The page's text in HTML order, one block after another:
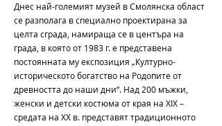
Днес най-големият музей в Смолянска област
се разполага в специално проектирана за
целта сграда, намираща се в центъра на
града, в която от 1983 г. е представена
постоянната му експозиция „Културно-
историческото богатство на Родопите от
древността до наши дни“. Над 200 мъжки,
женски и детски костюма от края на ХІХ –
средата на ХХ в. представят традиционното